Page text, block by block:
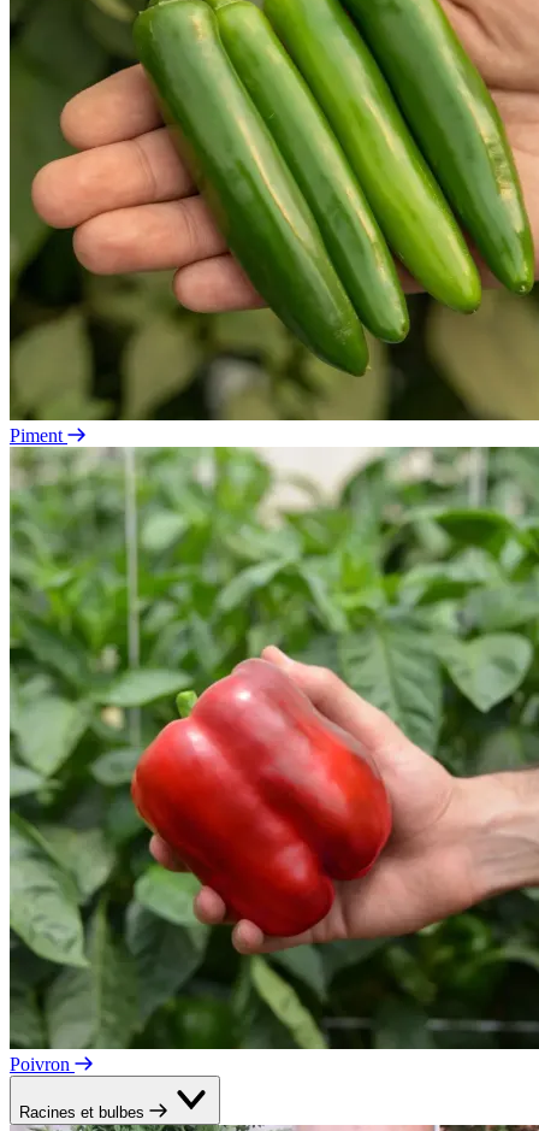
Piment
Poivron
Racines et bulbes